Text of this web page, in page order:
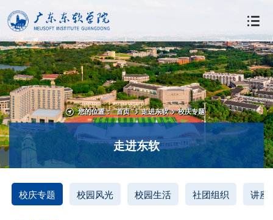
您的位置： 首页 > 走进东软 > 校庆专题
走进东软
校庆专题 校园风光 校园生活 社团组织 讲座